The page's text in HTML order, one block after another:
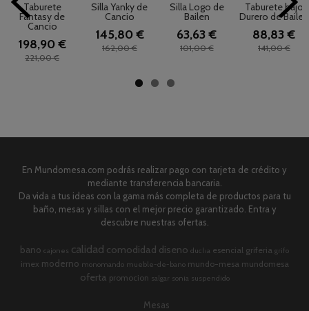
Taburete
Fantasy de
Cancio
198,90 €
221,00 €
Silla Yanky de
Cancio
145,80 €
162,00 €
Silla Logo de
Bailen
63,63 €
101,00 €
Taburete bajo
Durero de Bailen
88,83 €
141,00 €
En Mundomesa.com podrás realizar pago con tarjeta de crédito y
mediante transferencia bancaria.
Da vida a tus ideas con la gama más completa de productos para tu
baño, mesas y sillas con el mejor precio garantizado. Entra y
descubre nuestras ofertas.
bano cajones calidad comodidad diseno ducha esencial griferia grifo
imex moderno monomando mueble-de-bano mundo-mesa mundomesa
oferta promocion salgar sonia suspendido
Mesas